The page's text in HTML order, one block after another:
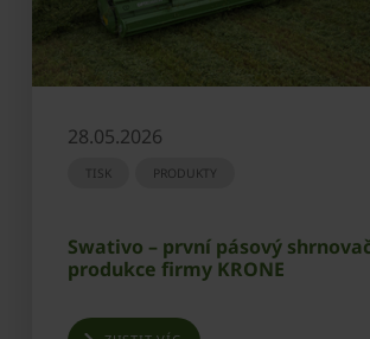
28.05.2026
TISK PRODUKTY
Swativo – první pásový
produkce firmy KRONE